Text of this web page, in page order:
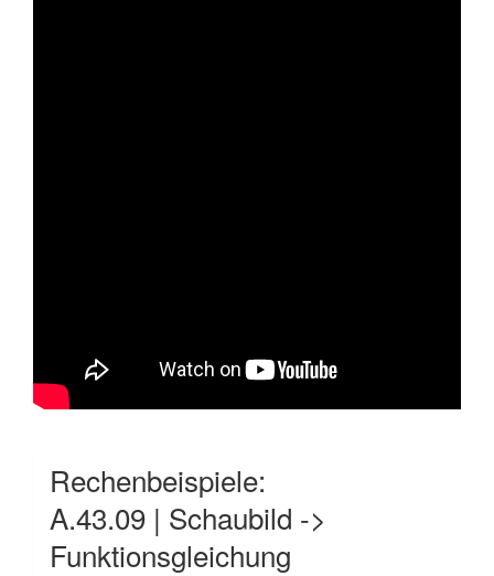
Rechenbeispiele:
A.43.09 | Schaubild ->
Funktionsgleichung